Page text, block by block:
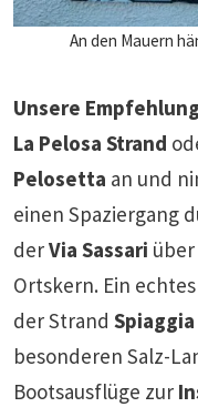
An den Mauern
Unsere
La Pelosa Strand
Pelosetta an und
einen Spaziergang
derVia Sassari
Ortskern. Ein
der Strand
besonderen Salz-
Bootsausflüge zur